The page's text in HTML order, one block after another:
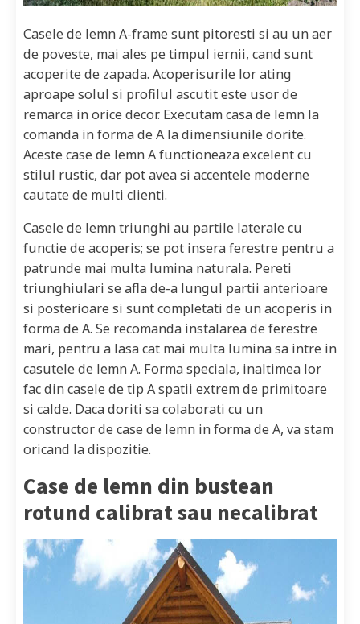
Casele de lemn A-frame sunt pitoresti si au un aer
de poveste, mai ales pe timpul iernii, cand sunt
acoperite de zapada. Acoperisurile lor ating
aproape solul si profilul ascutit este usor de
remarca in orice decor. Executam casa de lemn la
comanda in forma de A la dimensiunile dorite.
Aceste case de lemn A functioneaza excelent cu
stilul rustic, dar pot avea si accentele moderne
cautate de multi clienti.
Casele de lemn triunghi au partile laterale cu
functie de acoperis; se pot insera ferestre pentru a
patrunde mai multa lumina naturala. Pereti
triunghiulari se afla de-a lungul partii anterioare
si posterioare si sunt completati de un acoperis in
forma de A. Se recomanda instalarea de ferestre
mari, pentru a lasa cat mai multa lumina sa intre in
casutele de lemn A. Forma speciala, inaltimea lor
fac din casele de tip A spatii extrem de primitoare
si calde. Daca doriti sa colaborati cu un
constructor de case de lemn in forma de A, va stam
oricand la dispozitie.
Case de lemn din bustean
rotund calibrat sau necalibrat